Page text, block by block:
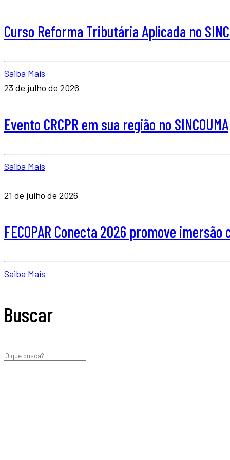
Curso Reforma Tributária Aplicada no
Saiba Mais
23 de julho de 2026
Evento CRCPR em sua região no SINCOUMA
Saiba Mais
21 de julho de 2026
FECOPAR Conecta 2026 promove
Saiba Mais
Buscar